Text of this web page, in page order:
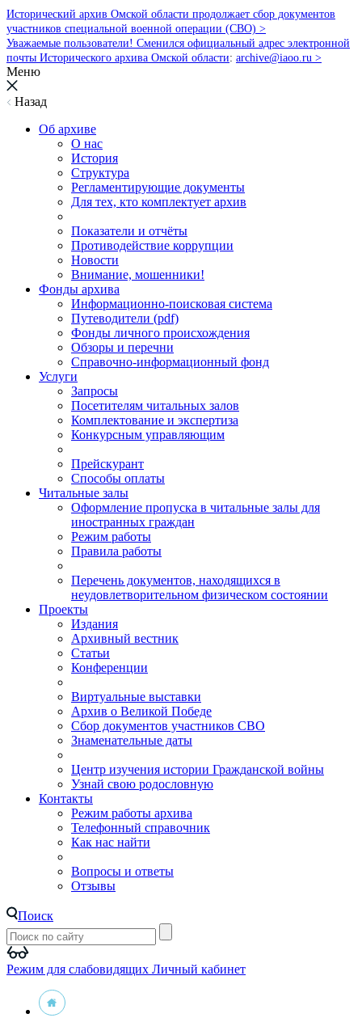
Исторический архив Омской области продолжает сбор документов
участников специальной военной операции (СВО) >
Уважаемые пользователи! Сменился официальный адрес электронной
почты Исторического архива Омской области: archive@iaoo.ru >
Меню
Назад
Об архиве
О нас
История
Структура
Регламентирующие документы
Для тех, кто комплектует архив
Показатели и отчёты
Противодействие коррупции
Новости
Внимание, мошенники!
Фонды архива
Информационно-поисковая система
Путеводители (pdf)
Фонды личного происхождения
Обзоры и перечни
Справочно-информационный фонд
Услуги
Запросы
Посетителям читальных залов
Комплектование и экспертиза
Конкурсным управляющим
Прейскурант
Способы оплаты
Читальные залы
Оформление пропуска в читальные залы для
иностранных граждан
Режим работы
Правила работы
Перечень документов, находящихся в
неудовлетворительном физическом состоянии
Проекты
Издания
Архивный вестник
Статьи
Конференции
Виртуальные выставки
Архив о Великой Победе
Сбор документов участников СВО
Знаменательные даты
Центр изучения истории Гражданской войны
Узнай свою родословную
Контакты
Режим работы архива
Телефонный справочник
Как нас найти
Вопросы и ответы
Отзывы
Поиск
Режим для слабовидящих Личный кабинет